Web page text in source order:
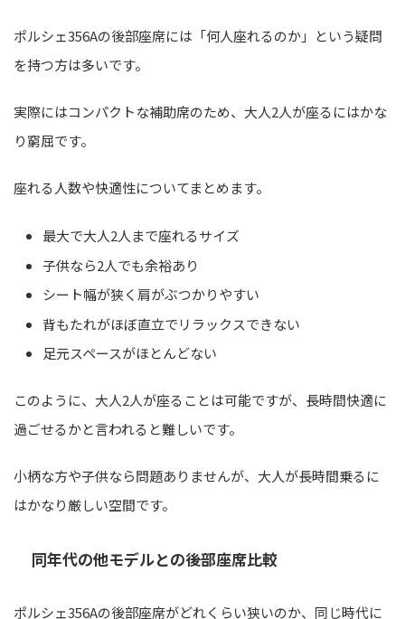
ポルシェ356Aの後部座席には「何人座れるのか」という疑問
を持つ方は多いです。
実際にはコンパクトな補助席のため、大人2人が座るにはかな
り窮屈です。
座れる人数や快適性についてまとめます。
最大で大人2人まで座れるサイズ
子供なら2人でも余裕あり
シート幅が狭く肩がぶつかりやすい
背もたれがほぼ直立でリラックスできない
足元スペースがほとんどない
このように、大人2人が座ることは可能ですが、長時間快適に
過ごせるかと言われると難しいです。
小柄な方や子供なら問題ありませんが、大人が長時間乗るに
はかなり厳しい空間です。
同年代の他モデルとの後部座席比較
ポルシェ356Aの後部座席がどれくらい狭いのか、同じ時代に